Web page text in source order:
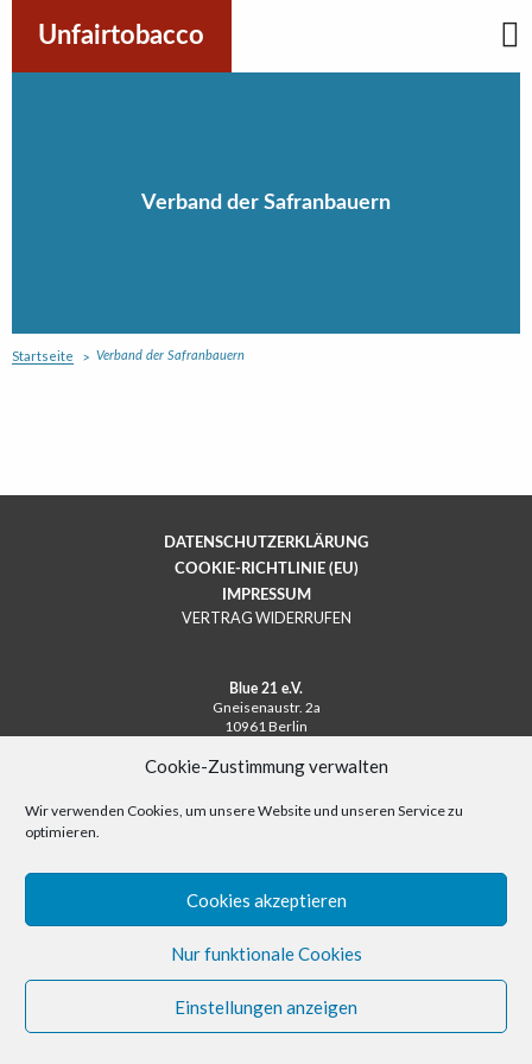
Cookie-Zustimmung verwalten
Wir verwenden Cookies, um unsere Website und unseren Service zu
optimieren.
Cookies akzeptieren
Nur funktionale Cookies
Einstellungen anzeigen
Unfairtobacco
Verband der Safranbauern
Startseite Verband der Safranbauern
Blue 21 e.V.
Gneisenaustr. 2a
10961 Berlin
Telefon: +49 – (0)30 – 694 61 01
info@unfairtobacco.org
Pressekontakt:presse@unfairtobacco.org
DATENSCHUTZERKLÄRUNG
COOKIE-RICHTLINIE (EU)
IMPRESSUM
VERTRAG WIDERRUFEN